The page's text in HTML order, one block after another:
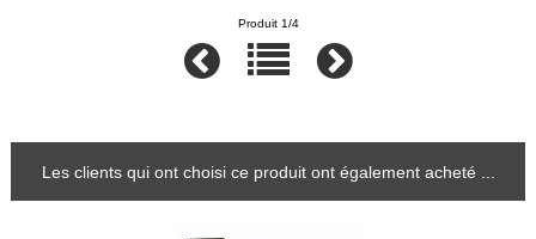
Produit 1/4
Les clients qui ont choisi ce produit ont également acheté ...